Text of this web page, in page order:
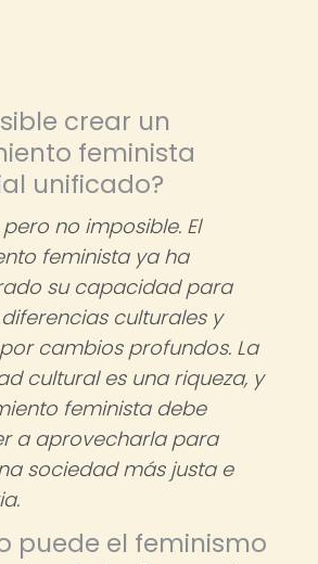
crear un
feminista
unificado?
pero no imposible. El
feminista ya ha
su capacidad para
culturales y
cambios profundos. La
cultural es una riqueza, y
feminista debe
a aprovecharla para
sociedad más justa e
puede el feminismo